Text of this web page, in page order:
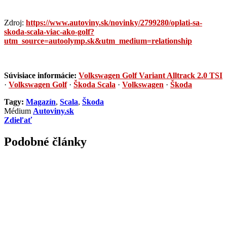
Zdroj: https://www.autoviny.sk/novinky/2799280/oplati-sa-
skoda-scala-viac-ako-golf?
utm_source=autoolymp.sk&utm_medium=relationship
Súvisiace informácie: Volkswagen Golf Variant Alltrack 2.0 TSI
· Volkswagen Golf· Škoda Scala · Volkswagen · Škoda
Tagy: Magazín, Scala, Škoda
Médium Autoviny.sk
Zdieľať
Podobné články